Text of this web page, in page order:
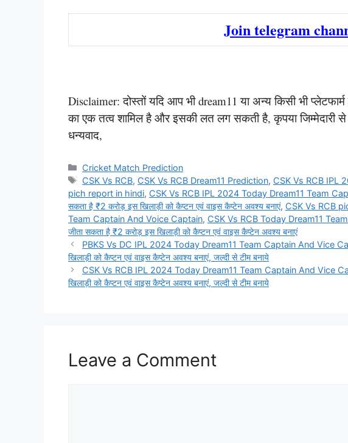
Join telegram
Disclaimer: दोस्तों यदि आप भी dream11 या अन्य किसी भी
का एक तत्व शामिल है और इसकी लत लग सकती है, कृपया
धन्यवाद,
Categories
Cricket Match Prediction
Tags
CSK Vs RCB, CSK Vs RCB Dream11 Prediction, CSK Vs RCB IPL
pich report in hindi, CSK Vs RCB IPL 2024 Today Dream11 Team
सकता है ₹2 करोड़ इस खिलाड़ी को कैप्टन एवं वाइस कैप्टेन अवश्य बनाएं, CSK Vs RCB
Team Captain And Voice Captain, CSK Vs RCB Today Dream11
जीता सकता है ₹2 करोड़ इस खिलाड़ी को कैप्टन एवं वाइस कैप्टेन अवश्य बनाएं
PBKS Vs DC IPL 2024 Today Dream11 Team Captain And Vice
खिलाड़ी को कैप्टन एवं वाइस कैप्टेन अवश्य बनाएं, जल्दी से टीम बनाये
CSK Vs RCB IPL 2024 Today Dream11 Team Captain And Vice
खिलाड़ी को कैप्टन एवं वाइस कैप्टेन अवश्य बनाएं, जल्दी से टीम बनाये
Leave a Comment